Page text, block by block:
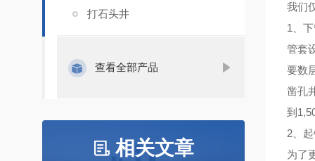
打石头井
查看全部产品
相关文章
我们
1、
管套
要数
凿孔
到
2、
为了